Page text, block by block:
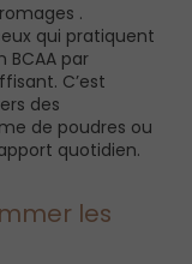
.
qui pratiquent
BCAA par
C’est
des
de poudres ou
quotidien.
les